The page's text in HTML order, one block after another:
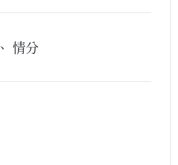
、 情分